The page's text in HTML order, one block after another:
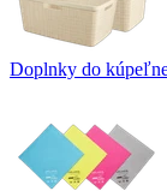
Doplnky do